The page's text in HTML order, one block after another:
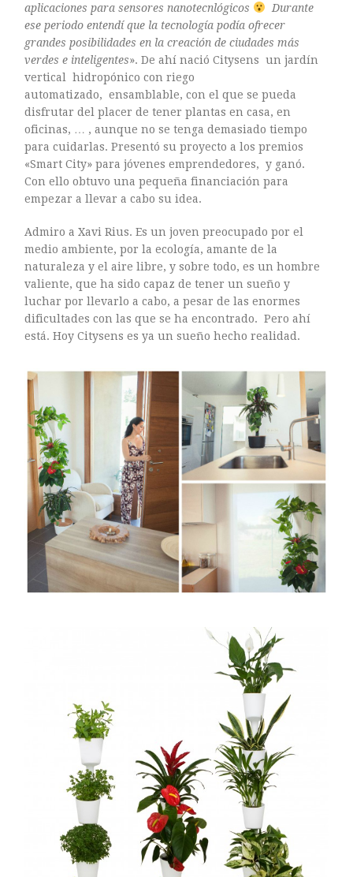
agosto 2015
julio 2015
junio 2015
mayo 2015
julio 2014
abril 2014
ASTILBE, EL SUEÑO DE UNA NOVIA
Astilbe, las flores que sueñan
MANOS QUE CREAN: ROSA VALLS EN FLORIPLANT
BROMELIAS, BIENVENIDAS A CASA
RANUNCULOS, FRANCESILLAS …
Ricard
ASTILBE, EL SUEÑO DE UNA NOVIA
Isabel
RANUNCULOS, FRANCESILLAS …
aplicaciones para sensores nanotecnlógicos
Durante
ese periodo entendí que la tecnología podía ofrecer
grandes posibilidades en la creación de ciudades más
verdes e inteligentes». De ahí nació Citysens un jardín
vertical hidropónico con riego
automatizado, ensamblable, con el que se pueda
disfrutar del placer de tener plantas en casa, en
oficinas, … , aunque no se tenga demasiado tiempo
para cuidarlas. Presentó su proyecto a los premios
«Smart City» para jóvenes emprendedores, y ganó.
Con ello obtuvo una pequeña financiación para
empezar a llevar a cabo su idea.
Admiro a Xavi Rius. Es un joven preocupado por el
medio ambiente, por la ecología, amante de la
naturaleza y el aire libre, y sobre todo, es un hombre
valiente, que ha sido capaz de tener un sueño y
luchar por llevarlo a cabo, a pesar de las enormes
dificultades con las que se ha encontrado. Pero ahí
está. Hoy Citysens es ya un sueño hecho realidad.